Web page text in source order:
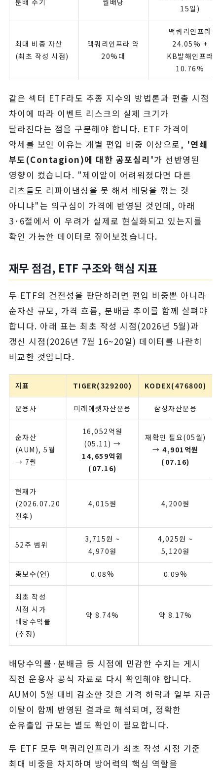
분배 주기 월배당
15일)
최대 비중 자산
(최초 작성 시점)
맥쿼리인프라 약
20%대
맥쿼리인프라
24.05% +
KB발해인프라
10.76%
같은 섹터 ETF라도 추종 지수의 방법론과 편출 시점
차이에 따라 이벤트 리스크의 실제 크기가
달라진다는 점을 구분해야 합니다. ETF 가격이
약세를 보인 이유는 개별 편입 비중 이상으로, '연쇄
부도(Contagion)에 대한 공포심리'가 선반영된
영향이 컸습니다. "제이알이 어려워졌다면 다른
리츠들도 리파이낸싱을 못 해서 배당을 깎는 것
아니냐"는 의구심이 가격에 반영된 것인데, 아래
3·6절에서 이 우려가 실제로 현실화되고 있는지를
확인 가능한 데이터로 짚어보겠습니다.
재무 점검, ETF 구조와 핵심 지표
두 ETF의 건전성을 판단하려면 편입 비중뿐 아니라
순자산 규모, 가격 흐름, 분배금 추이를 함께 살펴야
합니다. 아래 표는 최초 작성 시점(2026년 5월)과
갱신 시점(2026년 7월 16~20일) 데이터를 나란히
비교한 것입니다.
지표 TIGER(329200) KODEX(476800)
운용사 미래에셋자산운용 삼성자산운용
순자산
(AUM), 5월
→ 7월
16,052억원
(05.11) →
14,659억원
(07.16)
재확인 필요(05월)
→4,901억원
(07.16)
현재가
(2026.07.20
전후)
4,015원 4,200원
52주 범위
3,715원 ~
4,970원
4,025원 ~
5,120원
총보수(연) 0.08% 0.09%
최초 작성
시점 시가
배당수익률
(추정)
약 8.74% 약 8.17%
배당수익률·분배금 등 시점에 민감한 수치는 게시
직전 운용사 공식 자료로 다시 확인해야 합니다.
AUM이 5월 대비 감소한 것은 가격 하락과 일부 자금
이탈이 함께 반영된 결과로 해석되며, 정확한
순유출입 규모는 별도 확인이 필요합니다.
두 ETF 모두 맥쿼리인프라가 최초 작성 시점 기준
최대 비중을 차지하며 방어력의 핵심 역할을